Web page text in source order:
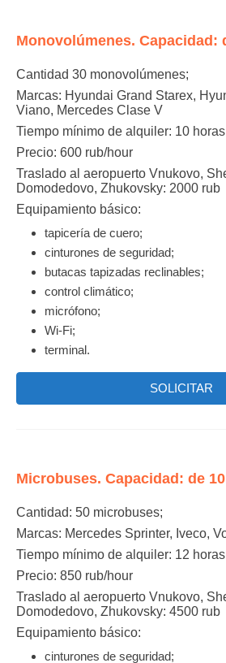
Monovolúmenes. Capacidad:
Cantidad 30 monovolúmenes;
Marcas: Hyundai Grand Starex,
Viano, Mercedes Clase V
Tiempo mínimo de alquiler: 10 horas
Precio: 600 rub/hour
Traslado al aeropuerto Vnukovo,
Domodedovo, Zhukovsky: 2000 rub
Equipamiento básico:
tapicería de cuero;
cinturones de seguridad;
butacas tapizadas reclinables;
control climático;
micrófono;
Wi-Fi;
terminal.
SOLICITAR
Microbuses. Capacidad: de
Cantidad: 50 microbuses;
Marcas: Mercedes Sprinter, Iveco,
Tiempo mínimo de alquiler: 12
Precio: 850 rub/hour
Traslado al aeropuerto Vnukovo,
Domodedovo, Zhukovsky: 4500 rub
Equipamiento básico:
cinturones de seguridad;